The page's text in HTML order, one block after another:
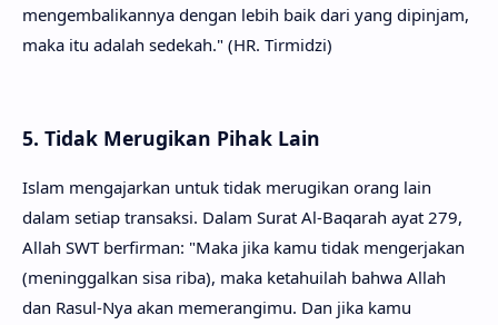
mengembalikannya dengan lebih baik dari yang dipinjam,
maka itu adalah sedekah." (HR. Tirmidzi)
5. Tidak Merugikan Pihak Lain
Islam mengajarkan untuk tidak merugikan orang lain
dalam setiap transaksi. Dalam Surat Al-Baqarah ayat 279,
Allah SWT berfirman: "Maka jika kamu tidak mengerjakan
(meninggalkan sisa riba), maka ketahuilah bahwa Allah
dan Rasul-Nya akan memerangimu. Dan jika kamu